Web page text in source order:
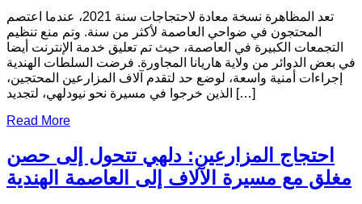
تعد المظاهرة نسخة معادة لاحتجاجات سنة 2021، عندما اعتصم
المحتجون في ضواحي العاصمة لأكثر من سنة. وتم منع تنظيم
التجمعات الكبيرة في العاصمة، حيث تم تعليق خدمة الإنترنت أيضا
في بعض الدوائر من ولاية هاريانا المجاورة. فرضت السلطات الهندية
إجراءات أمنية واسعة، لوضع حد لتقدم آلاف المزارعين المحتجين،
الذين خرجوا في مسيرة نحو نيودلهي، لتجديد […]
Read More
احتجاج المزارعين: دلهي تتحول إلى حصن
مغلق مع مسيرة الآلاف إلى العاصمة الهندية